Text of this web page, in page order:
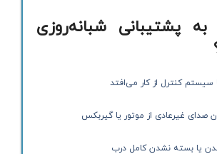
پشتیبانی شبانه‌روزی
سیستم کنترل از کار می‌افتد
صدای غیرعادی از موتور یا گیربکس
یا بسته نشدن کامل درب